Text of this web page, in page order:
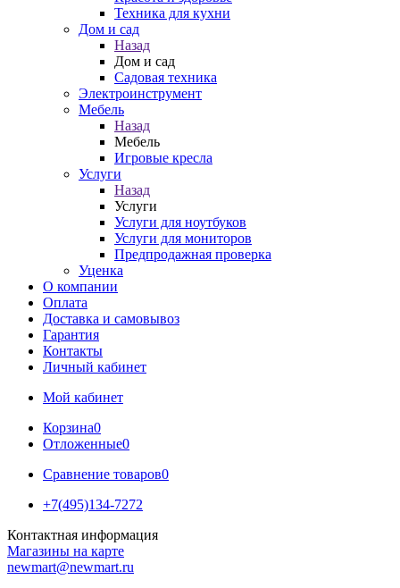
Техника для кухни
Дом и сад
Назад
Дом и сад
Садовая техника
Электроинструмент
Мебель
Назад
Мебель
Игровые кресла
Услуги
Назад
Услуги
Услуги для ноутбуков
Услуги для мониторов
Предпродажная проверка
Уценка
О компании
Оплата
Доставка и самовывоз
Гарантия
Контакты
Личный кабинет
Мой кабинет
Корзина0
Отложенные0
Сравнение товаров0
+7(495)134-7272
Контактная информация
Магазины на карте
newmart@newmart.ru